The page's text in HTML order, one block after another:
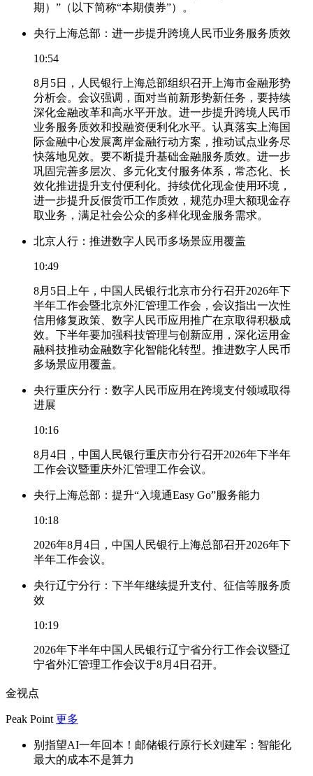
期）”（以下简称“本期债券”）。
央行上海总部：进一步提升跨境人民币业务服务质效
10:54
8月5日，人民银行上海总部组织召开上海市金融形势
分析会。会议强调，面对当前新形势新任务，要持续
深化金融改革和高水平开放。进一步提升跨境人民币
业务服务质效和投融资便利化水平。认真落实上海国
际金融中心发展离岸金融行动方案，推动试点业务尽
快落地见效。要不断提升基础金融服务质效。进一步
巩固完善多层次、多元化支付服务体系，常态化、长
效化推进提升支付便利化。持续优化现金使用环境，
进一步提升反假货币工作质效，规范办理大额现金存
取业务，满足社会公众的多样化现金服务需求。
北京人行：推进数字人民币多场景应用覆盖
10:49
8月5日上午，中国人民银行北京市分行召开2026年下
半年工作会暨北京外汇管理工作会，会议指出一次性
信用修复政策、数字人民币应用推广在京取得积极成
效。下半年要加强科技管理与创新应用，深化运用金
融科技推动金融数字化智能化转型。推进数字人民币
多场景应用覆盖。
央行重庆分行：数字人民币应用在跨境支付领域取得
进展
10:16
8月4日，中国人民银行重庆市分行召开2026年下半年
工作会议暨重庆外汇管理工作会议。
央行上海总部：提升“入境通Easy Go”服务能力
10:18
2026年8月4日，中国人民银行上海总部召开2026年下
半年工作会议。
央行辽宁分行：下半年继续提升支付、征信等服务质
效
10:19
2026年下半年中国人民银行辽宁省分行工作会议暨辽
宁省外汇管理工作会议于8月4日召开。
金视点
Peak Point 更多
别指望AI一年回本！邮储银行原行长刘建军：智能化
最大的成本不是算力